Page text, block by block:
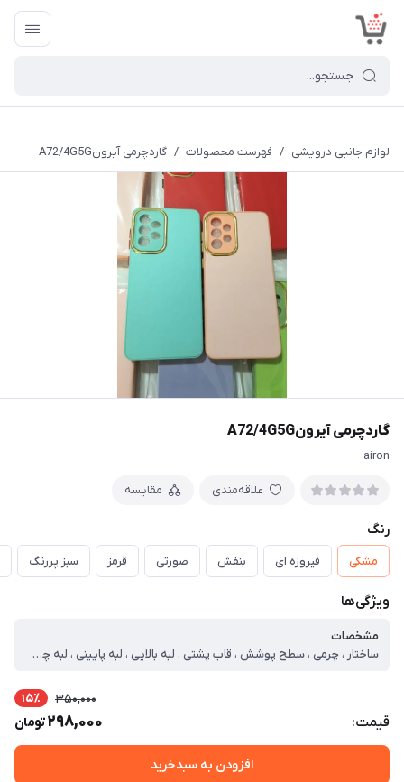
لوازم جانبی درویشی / فهرست محصولات / گاردچرمی آیرونA72/4G5G
گاردچرمی آیرونA72/4G5G
airon
علاقه‌مندی مقایسه
رنگ
مشکی فیروزه ای بنفش صورتی قرمز سبز پررنگ
ویژگی‌ها
مشخصات
ساختار ، چرمی ، سطح پوشش ، قاب پشتی ، لبه بالایی ، لبه پایینی ، لبه چپ ، لبه راست ، حفاظت از دکمه‌ها ، قابلیت‌های کیف و کاور ، مقاوم در برابر ضربه ، لبه های برجسته برای محافظت صفحه نمایش ، لبه های برجسته برای محافظت دوربین
قیمت:
350,000 15٪
298,000تومان
افزودن به سبدخرید